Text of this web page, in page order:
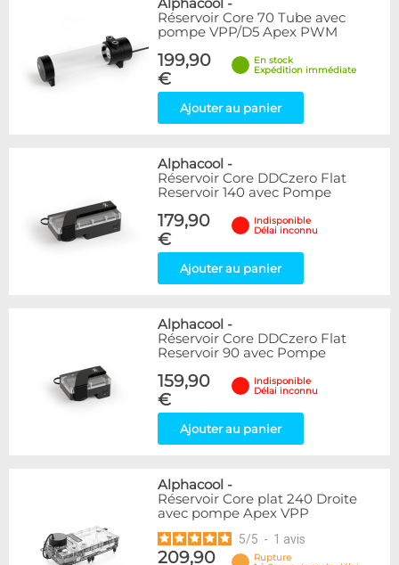
Alphacool -
Réservoir Core 70 Tube avec
pompe VPP/D5 Apex PWM
199,90
€
En stock
Expédition immédiate
Ajouter au panier
Alphacool -
Réservoir Core DDCzero Flat
Reservoir 140 avec Pompe
179,90
€
Indisponible
Délai inconnu
Ajouter au panier
Alphacool -
Réservoir Core DDCzero Flat
Reservoir 90 avec Pompe
159,90
€
Indisponible
Délai inconnu
Ajouter au panier
Alphacool -
Réservoir Core plat 240 Droite
avec pompe Apex VPP
5/5 - 1 avis
209,90
Rupture